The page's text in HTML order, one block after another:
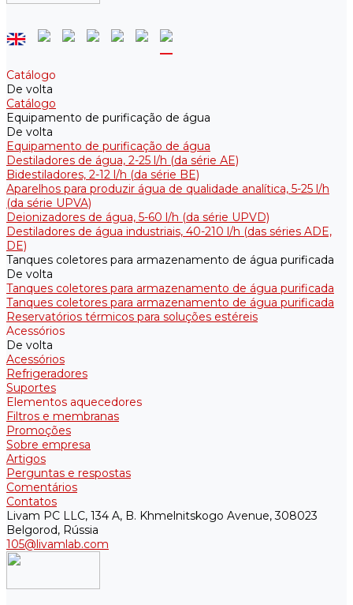
Catálogo
De volta
Catálogo
Equipamento de purificação de água
De volta
Equipamento de purificação de água
Destiladores de água, 2-25 l/h (da série АE)
Bidestiladores, 2-12 l/h (da série BE)
Aparelhos para produzir água de qualidade analítica, 5-25 l/h
(da série UPVA)
Deionizadores de água, 5-60 l/h (da série UPVD)
Destiladores de água industriais, 40-210 l/h (das séries ADE,
DE)
Tanques coletores para armazenamento de água purificada
De volta
Tanques coletores para armazenamento de água purificada
Tanques coletores para armazenamento de água purificada
Reservatórios térmicos para soluções estéreis
Acessórios
De volta
Acessórios
Refrigeradores
Suportes
Elementos aquecedores
Filtros e membranas
Promoções
Sobre empresa
Artigos
Perguntas e respostas
Comentários
Contatos
Livam PC LLC, 134 A, B. Khmelnitskogo Avenue, 308023
Belgorod, Rússia
105@livamlab.com